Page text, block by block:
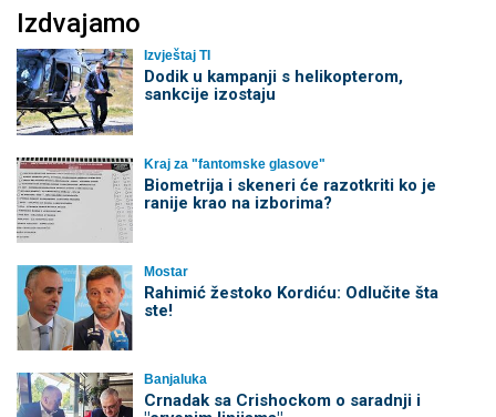
Izdvajamo
Izvještaj TI
Dodik u kampanji s helikopterom,
sankcije izostaju
Kraj za "fantomske glasove"
Biometrija i skeneri će razotkriti ko je
ranije krao na izborima?
Mostar
Rahimić žestoko Kordiću: Odlučite šta
ste!
Banjaluka
Crnadak sa Crishockom o saradnji i